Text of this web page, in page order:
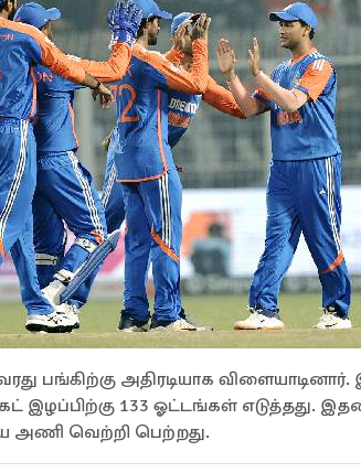
பங்கிற்கு அதிரடியாக
இழப்பிற்கு 133 ஓட்டங்கள் எடுத்தது.
அணி வெற்றி பெற்றது.